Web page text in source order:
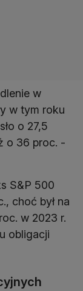
w
w tym roku
o 27,5
o 36 proc. -
S&P 500
choć był na
w 2023 r.
obligacji